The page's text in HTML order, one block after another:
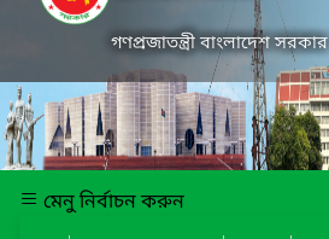
গণপ্রজাতন্ত্রী বাংলাদেশ সরকার
মেনু নির্বাচন করুন